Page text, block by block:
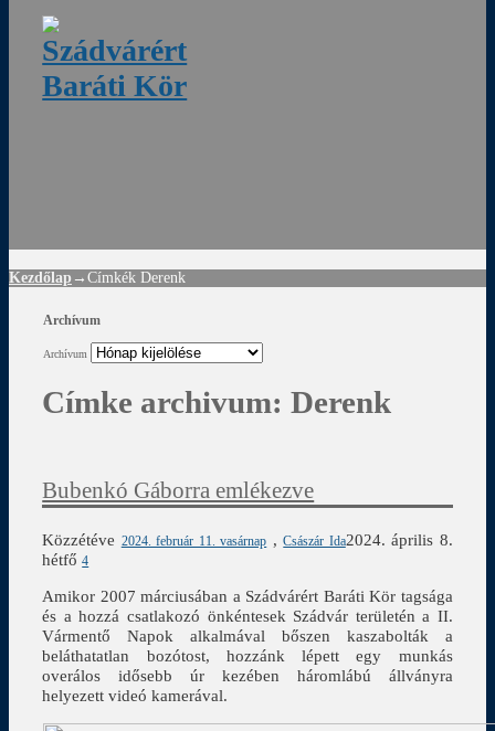
Kezdőlap →Címkék Derenk
Archívum
Archívum
Címke archivum:Derenk
Bubenkó Gáborra emlékezve
Közzétéve 2024. február 11. vasárnap ,Császár Ida2024. április 8.
hétfő 4
Amikor 2007 márciusában a Szádvárért Baráti Kör tagsága
és a hozzá csatlakozó önkéntesek Szádvár területén a II.
Vármentő Napok alkalmával bőszen kaszabolták a
beláthatatlan bozótost, hozzánk lépett egy munkás
overálos idősebb úr kezében háromlábú állványra
helyezett videó kamerával.